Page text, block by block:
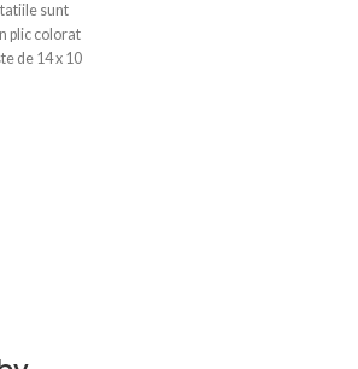
sunt
plic colorat
de 14 x 10
24-48 ore